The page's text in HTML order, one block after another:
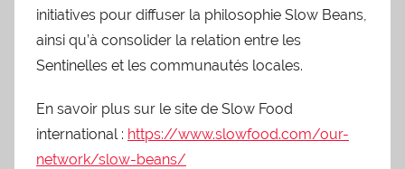
initiatives pour diffuser la philosophie Slow Beans,
ainsi qu’à consolider la relation entre les
Sentinelles et les communautés locales.
En savoir plus sur le site de Slow Food
international : https://www.slowfood.com/our-
network/slow-beans/